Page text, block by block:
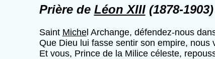
Prière de Léon XIII(1878-
Saint Michel Archange, défendez-nous
Que Dieu lui fasse sentir son empire, nous
Et vous, Prince de la Milice céleste,